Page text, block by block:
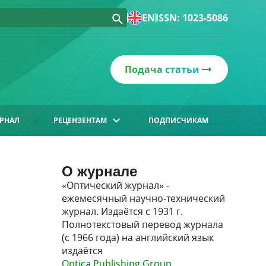
ENISSN: 1023-5086
Подача статьи
РЕЦЕНЗЕНТАМ ПОДПИСЧИКАМ
О журнале
«Оптический журнал» -
ежемесячный научно-технический
журнал. Издаётся с 1931 г.
Полнотекстовый перевод журнала
(с 1966 года) на английский язык
издаётся